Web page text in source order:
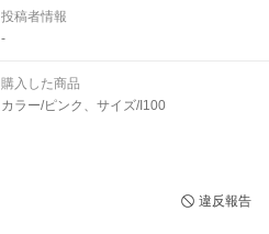
投稿者情報
-
購入した商品
カラー/ピンク、サイズ/I100
違反報告